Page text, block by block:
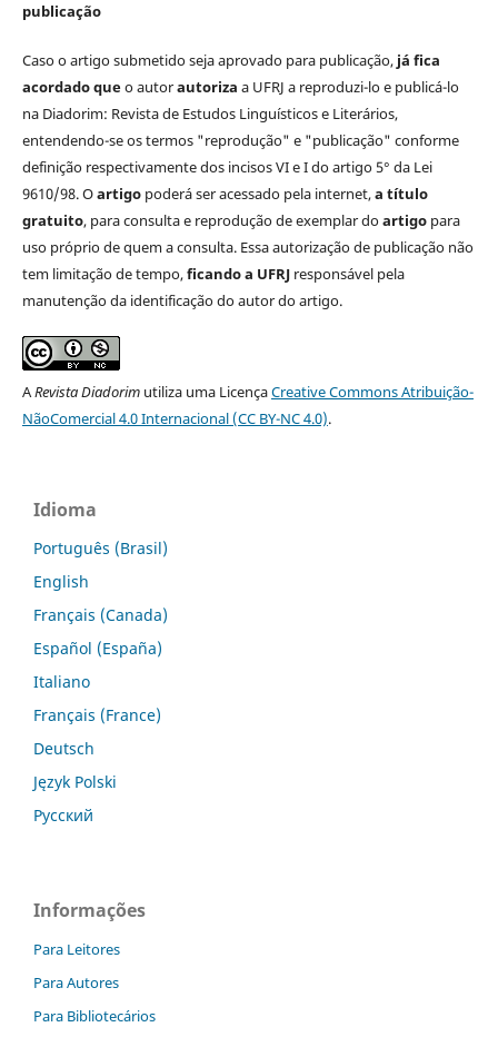
publicação
Caso o artigo submetido seja aprovado para publicação, já fica
acordado queo autorautoriza a UFRJ a reproduzi-lo e publicá-lo
na Diadorim: Revista de Estudos Linguísticos e Literários,
entendendo-se os termos "reprodução" e "publicação" conforme
definição respectivamente dos incisos VI e I do artigo 5° da Lei
9610/98. Oartigopoderá ser acessado pela internet,a título
gratuito, para consulta e reprodução de exemplar doartigopara
uso próprio de quem a consulta. Essa autorização de publicação não
tem limitação de tempo,ficando a UFRJresponsável pela
manutenção da identificação do autor do artigo.
ARevista Diadorimutiliza uma LicençaCreative Commons Atribuição-
NãoComercial 4.0 Internacional (CC BY-NC 4.0).
Idioma
Português (Brasil)
English
Français (Canada)
Español (España)
Italiano
Français (France)
Deutsch
Język Polski
Русский
Informações
Para Leitores
Para Autores
Para Bibliotecários